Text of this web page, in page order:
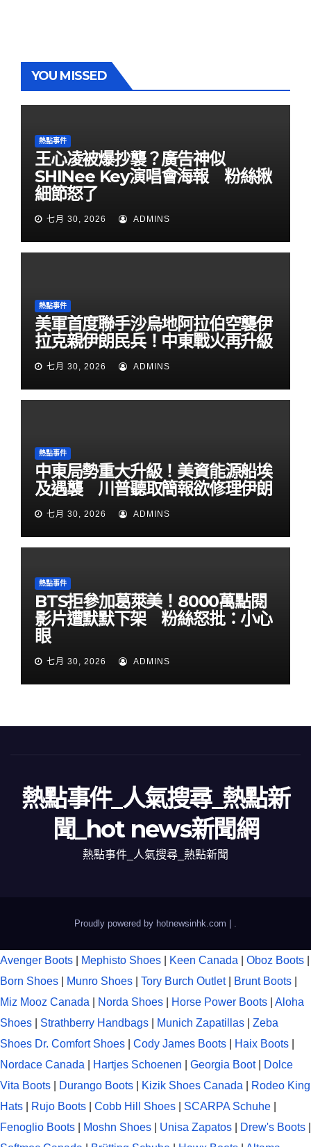
YOU MISSED
熱點事件
王心凌被爆抄襲？廣告神似
SHINee Key演唱會海報 粉絲揪
細節怒了
七月 30, 2026 ADMINS
熱點事件
美軍首度聯手沙烏地阿拉伯空襲伊
拉克親伊朗民兵！中東戰火再升級
七月 30, 2026 ADMINS
熱點事件
中東局勢重大升級！美資能源船埃
及遇襲 川普聽取簡報欲修理伊朗
七月 30, 2026 ADMINS
熱點事件
BTS拒參加葛萊美！8000萬點閱
影片遭默默下架 粉絲怒批：小心
眼
七月 30, 2026 ADMINS
熱點事件_人氣搜尋_熱點新
聞_hot news新聞網
熱點事件_人氣搜尋_熱點新聞
Proudly powered by hotnewsinhk.com |
Avenger Boots Mephisto Shoes Keen Canada Oboz Boots
Born Shoes
Munro Shoes Tory Burch Outlet Brunt Boots
Miz Mooz Canada
Norda Shoes Horse Power Boots
Aloha
Shoes
Strathberry Handbags Munich Zapatillas
Zeba
Shoes Dr. Comfort Shoes Cody James Boots Haix Boots
Nordace Canada
Hartjes Schoenen Georgia Boot|
Dolce
Vita Boots
Durango Boots Kizik Shoes Canada
Rodeo King
Hats
Rujo Boots Cobb Hill Shoes SCARPA Schuhe
Fenoglio Boots
Moshn Shoes Unisa Zapatos Drew's Boots